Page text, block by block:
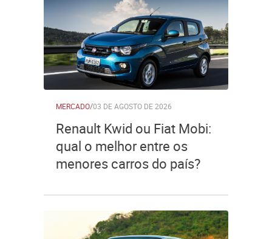
MERCADO/03 DE AGOSTO DE 2026
Renault Kwid ou Fiat Mobi:
qual o melhor entre os
menores carros do país?